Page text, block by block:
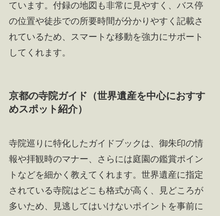
ています。付録の地図も非常に見やすく、バス停
の位置や徒歩での所要時間が分かりやすく記載さ
れているため、スマートな移動を強力にサポート
してくれます。
京都の寺院ガイド（世界遺産を中心におすす
めスポット紹介）
寺院巡りに特化したガイドブックは、御朱印の情
報や拝観時のマナー、さらには庭園の鑑賞ポイン
トなどを細かく教えてくれます。世界遺産に指定
されている寺院はどこも格式が高く、見どころが
多いため、見逃してはいけないポイントを事前に